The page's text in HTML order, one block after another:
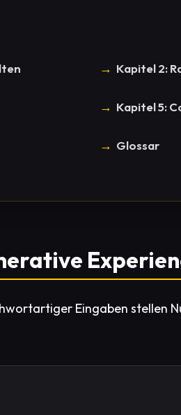
Kapitel 2:
Kapitel 5:
Glossar
Eingaben stellen